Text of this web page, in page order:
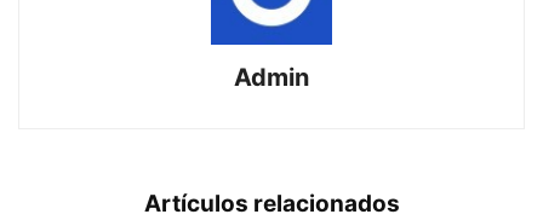
Admin
Artículos relacionados